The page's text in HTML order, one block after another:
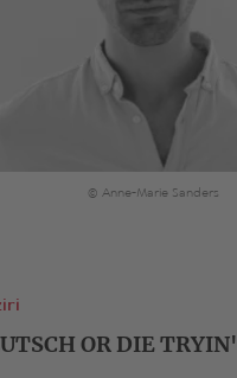
© Anne-Marie Sanders
OR DIE TRYIN'